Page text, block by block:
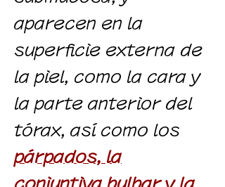
aparecen en la
superficie externa de
la piel, como la cara y
la parte anterior del
tórax, así como los
párpados, la
conjuntiva bulbar y la